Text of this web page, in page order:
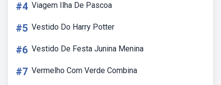
#4 Viagem Ilha De Pascoa
#5 Vestido Do Harry Potter
#6 Vestido De Festa Junina Menina
#7 Vermelho Com Verde Combina